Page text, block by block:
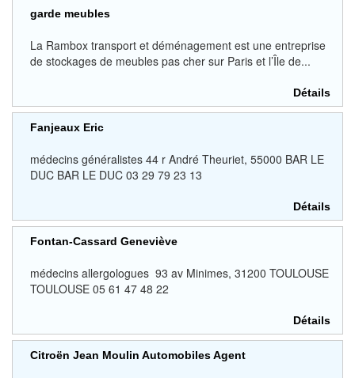
garde meubles
La Rambox transport et déménagement est une entreprise
de stockages de meubles pas cher sur Paris et l’Île de...
Détails
Fanjeaux Eric
médecins généralistes 44 r André Theuriet, 55000 BAR LE
DUC BAR LE DUC 03 29 79 23 13
Détails
Fontan-Cassard Geneviève
médecins allergologues 93 av Minimes, 31200 TOULOUSE
TOULOUSE 05 61 47 48 22
Détails
Citroën Jean Moulin Automobiles Agent